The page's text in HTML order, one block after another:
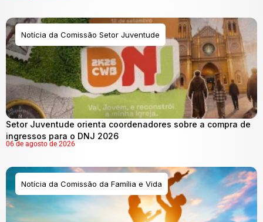
Notícia da Comissão Setor Juventude
Setor Juventude orienta coordenadores sobre a compra de
ingressos para o DNJ 2026
06 de agosto de 2026
Notícia da Comissão da Família e Vida